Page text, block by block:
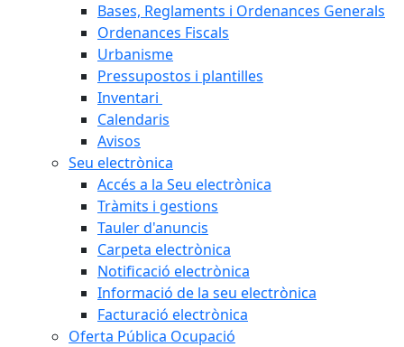
Bases, Reglaments i Ordenances Generals
Ordenances Fiscals
Urbanisme
Pressupostos i plantilles
Inventari
Calendaris
Avisos
Seu electrònica
Accés a la Seu electrònica
Tràmits i gestions
Tauler d'anuncis
Carpeta electrònica
Notificació electrònica
Informació de la seu electrònica
Facturació electrònica
Oferta Pública Ocupació